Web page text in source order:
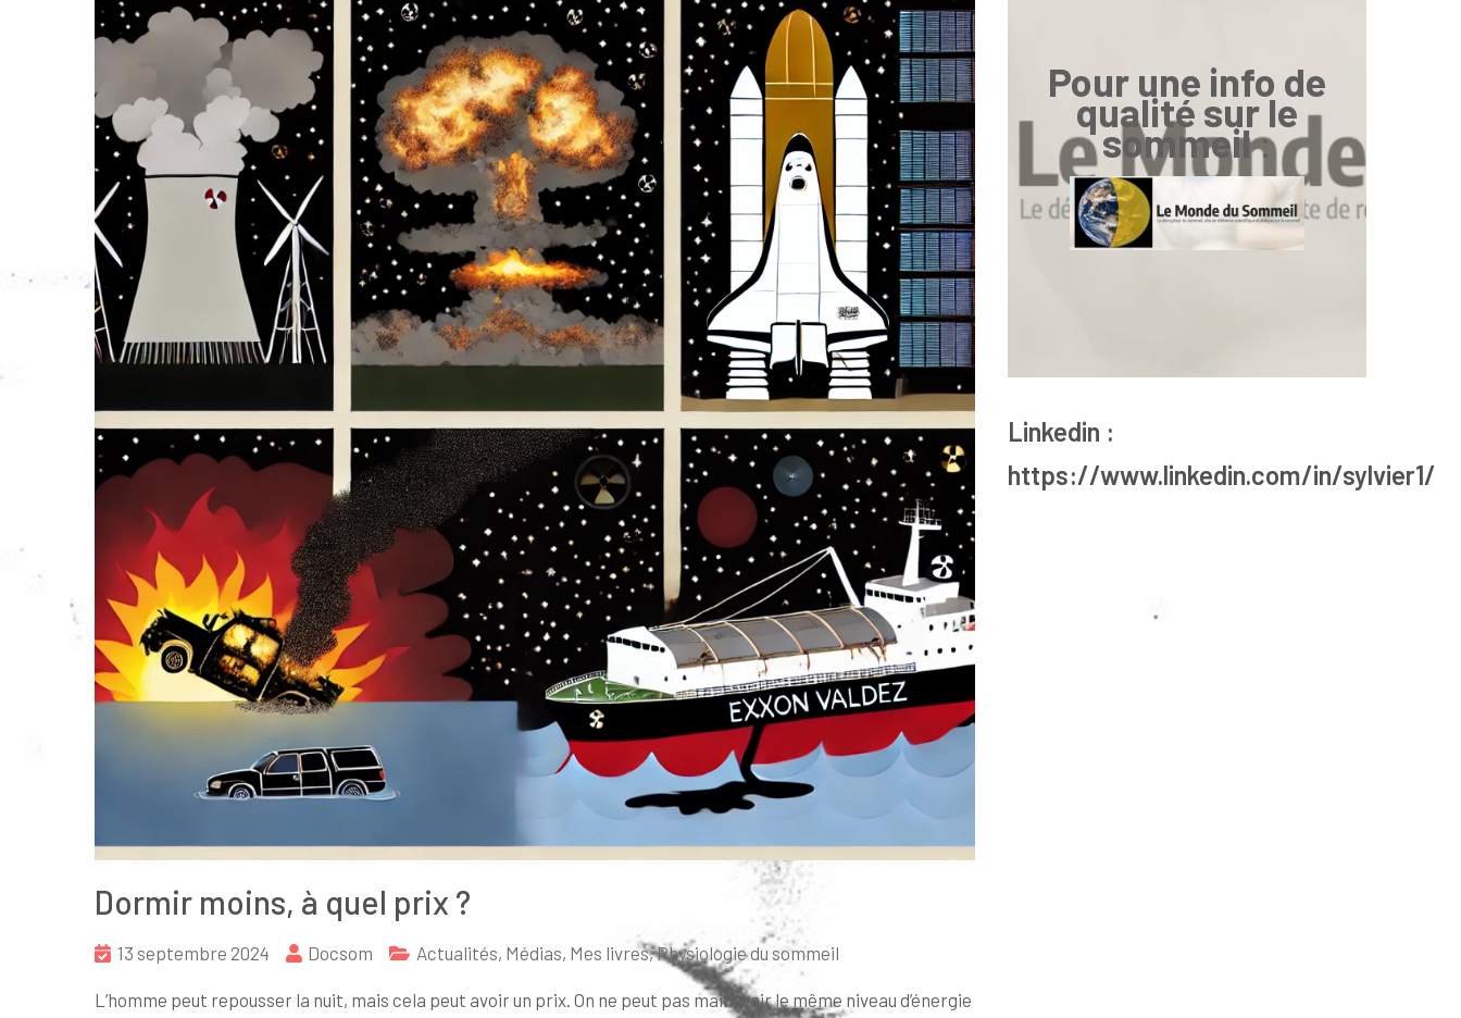
Dormir moins, à quel prix ?
13 septembre 2024 Docsom Actualités, Médias, Mes livres,Physiologie du sommeil
L’homme peut repousser la nuit, mais cela peut avoir un prix. On ne peut pas maintenir le même niveau d’énergie
Pour une info de
qualité sur le
sommeil:
Linkedin :
https://www.linkedin.com/in/sylvier1/